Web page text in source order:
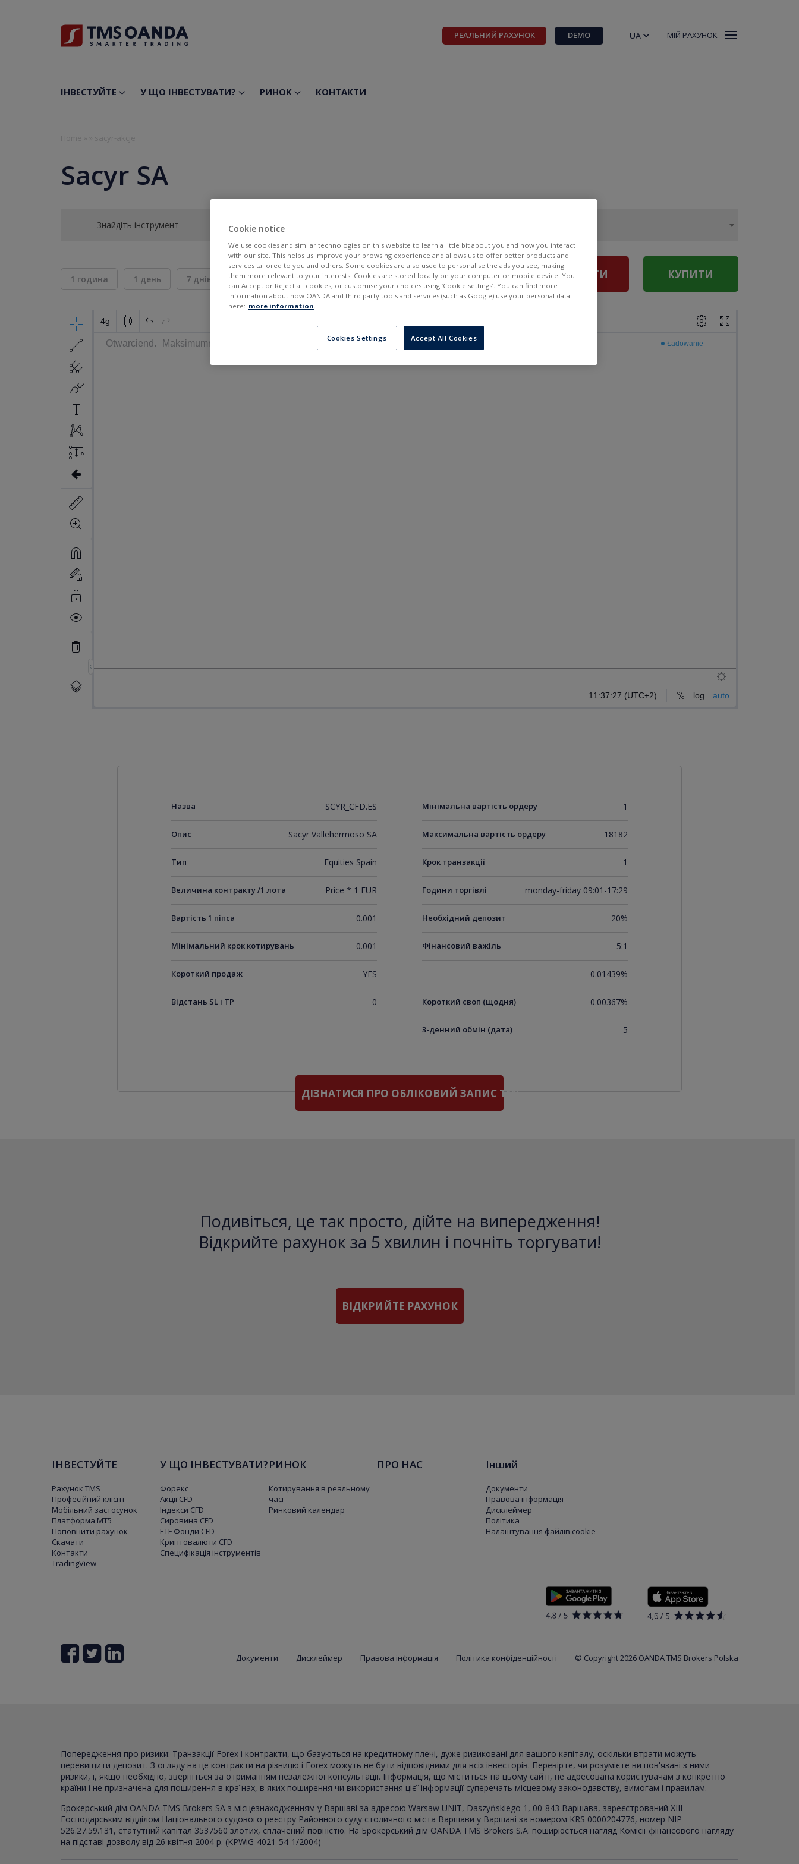
РЕАЛЬНИЙ РАХУНОК DEMO UA МІЙ РАХУНОК
ІНВЕСТУЙТЕ У ЩО ІНВЕСТУВАТИ? РИНОК КОНТАКТИ
Sacyr SA
Знайдіть інструмент
1 година 1 день 7 днів 30 днів 6 місяців
BID
---
ASK
--- ПРОДАТИ КУПИТИ
Назва SCYR_CFD.ES
Опис Sacyr Vallehermoso SA
Тип Equities Spain
Величина контракту /1 лота Price * 1 EUR
Вартість 1 піпса 0.001
Мінімальний крок котирувань 0.001
Короткий продаж YES
Відстань SL i TP 0
Мінімальна вартість ордеру 1
Максимальна вартість ордеру 18182
Крок транзакції 1
Години торгівлі monday-friday 09:01-17:29
Необхідний депозит 20%
Фінансовий важіль 5:1
-0.01439%
Короткий своп (щодня) -0.00367%
3-денний обмін (дата) 5
ДІЗНАТИСЯ ПРО ОБЛІКОВИЙ ЗАПИС TMS
Подивіться, це так просто, дійте на випередження!
Відкрийте рахунок за 5 хвилин і почніть торгувати!
ВІДКРИЙТЕ РАХУНОК
ІНВЕСТУЙТЕ
Рахунок TMS
Професійний клієнт
Мобільний застосунок
Платформа МТ5
Поповнити рахунок
Скачати
Контакти
TradingView
У ЩО ІНВЕСТУВАТИ?
Форекс
Акції CFD
Індекси CFD
Сировина CFD
ETF Фонди CFD
Криптовалюти CFD
Специфікація інструментів
РИНОК
Котирування в реальному
часі
Ринковий календар
ПРО НАС Інший
Документи
Правова інформація
Дисклеймер
Політика
Налаштування файлів cookie
Документи Дисклеймер Правова інформація Політика конфіденційності © Copyright 2026 OANDA TMS Brokers Polska
Попередження про ризики: Транзакції Forex і контракти, що базуються на кредитному плечі, дуже ризиковані для вашого капіталу, оскільки втрати можуть
перевищити депозит. З огляду на це контракти на різницю і Forex можуть не бути відповідними для всіх інвесторів. Перевірте, чи розумієте ви пов'язані з ними
ризики, і, якщо необхідно, зверніться за отриманням незалежної консультації. Інформація, що міститься на цьому сайті, не адресована користувачам з конкретної
країни і не призначена для поширення в країнах, в яких поширення чи використання цієї інформації суперечать місцевому законодавству, вимогам і правилам.
Брокерський дім OANDA TMS Brokers SA з місцезнаходженням у Варшаві за адресою Warsaw UNIT, Daszyńskiego 1, 00-843 Варшава, зареєстрований XIII
Господарським відділом Національного судового реєстру Районного суду столичного міста Варшави у Варшаві за номером KRS 0000204776, номер NIP
526.27.59.131, статутний капітал 3537560 злотих, сплачений повністю. На Брокерський дім OANDA TMS Brokers S.A. поширюється нагляд Комісії фінансового нагляду
на підставі дозволу від 26 квітня 2004 р. (KPWiG-4021-54-1/2004)
Cookie notice
We use cookies and similar technologies on this website to learn a little bit about you and how you interact
with our site. This helps us improve your browsing experience and allows us to offer better products and
services tailored to you and others. Some cookies are also used to personalise the ads you see, making
them more relevant to your interests. Cookies are stored locally on your computer or mobile device. You
can Accept or Reject all cookies, or customise your choices using ‘Cookie settings’. You can find more
information about how OANDA and third party tools and services (such as Google) use your personal data
here: more information
Cookies Settings Accept All Cookies